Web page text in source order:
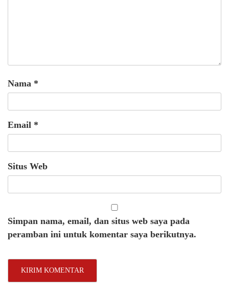
Nama *
Email *
Situs Web
Simpan nama, email, dan situs web saya pada
peramban ini untuk komentar saya berikutnya.